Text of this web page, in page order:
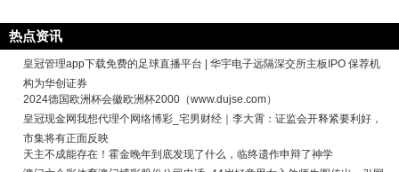
热点资讯
皇冠管理app下载免费的足球直播平台 | 华宇电子远隔深交所主板IPO 保荐机
构为华创证券
2024德国欧洲杯会徽欧洲杯2000（www.dujse.com）
皇冠现金网我想代理个网络博彩_宅男财经｜李大霄：证监会开释紧要利好，
市集将有正面反映
天主不成能存在！霍金晚年到底发现了什么，临终遗作申辩了神学